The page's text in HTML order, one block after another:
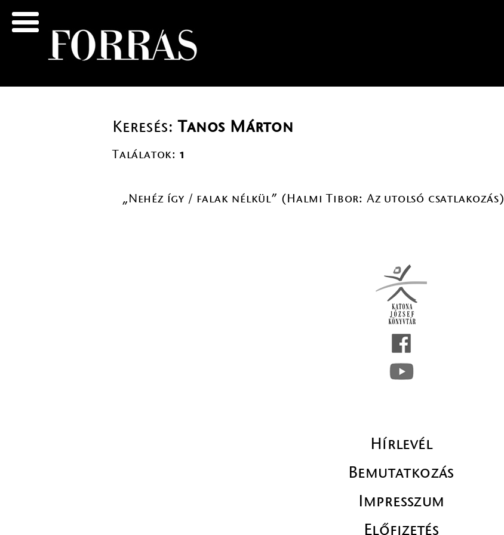
Keresés:Tanos Márton
Találatok: 1
„Nehéz így / falak nélkül” (Halmi Tibor: Az utolsó csatlakozás)
Hírlevél
Bemutatkozás
Impresszum
Előfizetés